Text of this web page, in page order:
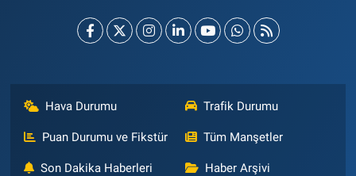
Hava Durumu Trafik Durumu
Puan Durumu ve Fikstür Tüm Manşetler
Son Dakika Haberleri Haber Arşivi